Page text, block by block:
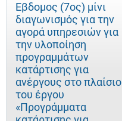
Έβδομος (7ος) μίνι
διαγωνισμός για την
αγορά υπηρεσιών για
την υλοποίηση
προγραμμάτων
κατάρτισης για
ανέργους στο πλαίσιο
του έργου
«Προγράμματα